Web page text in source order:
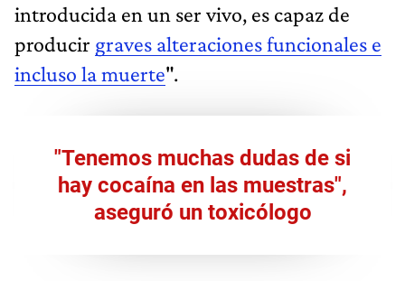
introducida en un ser vivo, es capaz de
producir graves alteraciones funcionales e
incluso la muerte".
"Tenemos muchas dudas de si
hay cocaína en las muestras",
aseguró un toxicólogo